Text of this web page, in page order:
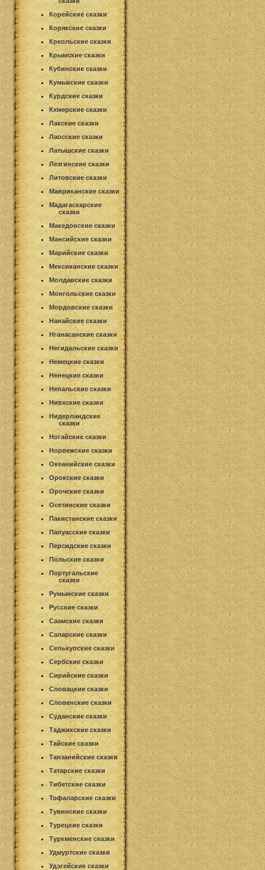
Корейские сказки
Корякские сказки
Креольские сказки
Крымские сказки
Кубинские сказки
Кумыкские сказки
Курдские сказки
Кхмерские сказки
Лакские сказки
Лаосские сказки
Латышские сказки
Лезгинские сказки
Литовские сказки
Мавриканские сказки
Мадагаскарские
сказки
Македонские сказки
Мансийские сказки
Марийские сказки
Мексиканские сказки
Молдавские сказки
Монгольские сказки
Мордовские сказки
Нанайские сказки
Нганасанские сказки
Негидальские сказки
Немецкие сказки
Ненецкие сказки
Непальские сказки
Нивхские сказки
Нидерландские
сказки
Ногайские сказки
Норвежские сказки
Океанийские сказки
Орокские сказки
Орочские сказки
Осетинские сказки
Пакистанские сказки
Папуасские сказки
Персидские сказки
Польские сказки
Португальские
сказки
Румынские сказки
Русские сказки
Саамские сказки
Саларские сказки
Селькупские сказки
Сербские сказки
Сирийские сказки
Словацкие сказки
Словенские сказки
Суданские сказки
Таджикские сказки
Тайские сказки
Танзанийские сказки
Татарские сказки
Тибетские сказки
Тофаларские сказки
Тувинские сказки
Турецкие сказки
Туркменские сказки
Удмуртские сказки
Удэгейские сказки